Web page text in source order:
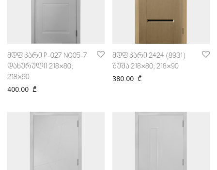
მდფ კარი P-027 NQ05-7
დახურული 218×80;
218×90
400.00 ₾
მდფ კარი 2424 (8931)
შუშა 218×80; 218×90
380.00 ₾